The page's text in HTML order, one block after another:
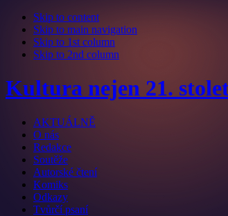
Skip to content
Skip to main navigation
Skip to 1st column
Skip to 2nd column
Kultura nejen 21.
AKTUÁLNĚ
O nás
Redakce
Soutěže
Autorské čtení
Komiks
Odkazy
Tvůrčí psaní